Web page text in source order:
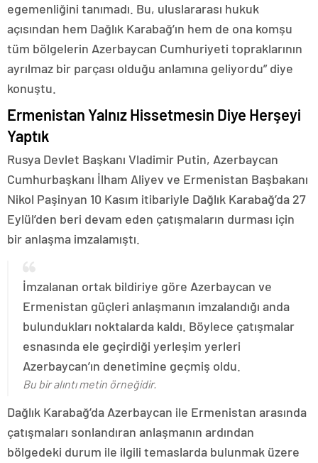
egemenliğini tanımadı. Bu, uluslararası hukuk
açısından hem Dağlık Karabağ’ın hem de ona komşu
tüm bölgelerin Azerbaycan Cumhuriyeti topraklarının
ayrılmaz bir parçası olduğu anlamına geliyordu” diye
konuştu.
Ermenistan Yalnız Hissetmesin Diye Herşeyi
Yaptık
Rusya Devlet Başkanı Vladimir Putin, Azerbaycan
Cumhurbaşkanı İlham Aliyev ve Ermenistan Başbakanı
Nikol Paşinyan 10 Kasım itibariyle Dağlık Karabağ’da 27
Eylül’den beri devam eden çatışmaların durması için
bir anlaşma imzalamıştı.
İmzalanan ortak bildiriye göre Azerbaycan ve
Ermenistan güçleri anlaşmanın imzalandığı anda
bulundukları noktalarda kaldı. Böylece çatışmalar
esnasında ele geçirdiği yerleşim yerleri
Azerbaycan’ın denetimine geçmiş oldu.
Bu bir alıntı metin örneğidir.
Dağlık Karabağ’da Azerbaycan ile Ermenistan arasında
çatışmaları sonlandıran anlaşmanın ardından
bölgedeki durum ile ilgili temaslarda bulunmak üzere